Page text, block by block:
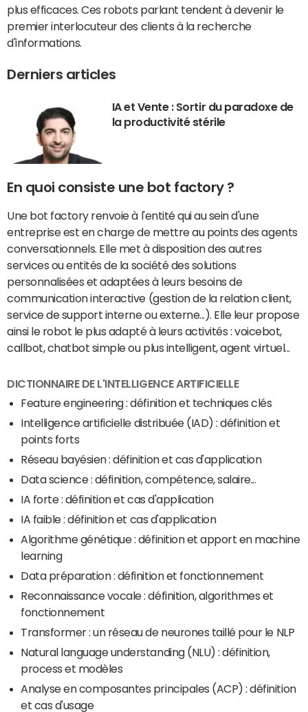
plus efficaces. Ces robots parlant tendent à devenir le
premier interlocuteur des clients à la recherche
d'informations.
Derniers articles
IA et Vente : Sortir du paradoxe de
la productivité stérile
En quoi consiste une bot factory ?
Une bot factory renvoie à l'entité qui au sein d'une
entreprise est en charge de mettre au points des agents
conversationnels. Elle met à disposition des autres
services ou entités de la société des solutions
personnalisées et adaptées à leurs besoins de
communication interactive (gestion de la relation client,
service de support interne ou externe...). Elle leur propose
ainsi le robot le plus adapté à leurs activités : voicebot,
callbot, chatbot simple ou plus intelligent, agent virtuel...
DICTIONNAIRE DE L'INTELLIGENCE ARTIFICIELLE
Feature engineering : définition et techniques clés
Intelligence artificielle distribuée (IAD) : définition et
points forts
Réseau bayésien : définition et cas d'application
Data science : définition, compétence, salaire...
IA forte : définition et cas d'application
IA faible : définition et cas d'application
Algorithme génétique : définition et apport en machine
learning
Data préparation : définition et fonctionnement
Reconnaissance vocale : définition, algorithmes et
fonctionnement
Transformer : un réseau de neurones taillé pour le NLP
Natural language understanding (NLU) : définition,
process et modèles
Analyse en composantes principales (ACP) : définition
et cas d'usage